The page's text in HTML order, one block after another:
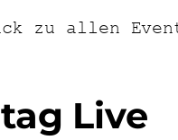
zu allen
Live